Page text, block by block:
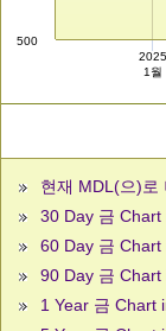
500
2025
1월
현재 MDL(으)로
30 Day 금 Chart
60 Day 금 Chart
90 Day 금 Chart
1 Year 금 Chart